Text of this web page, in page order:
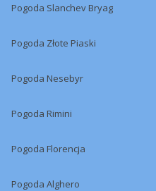
Pogoda Slanchev Bryag
Pogoda Złote Piaski
Pogoda Nesebyr
Pogoda Rimini
Pogoda Florencja
Pogoda Alghero